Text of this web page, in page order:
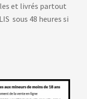
et livrés partout
sous 48 heures si